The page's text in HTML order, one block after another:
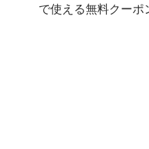
で使える無料クーポ